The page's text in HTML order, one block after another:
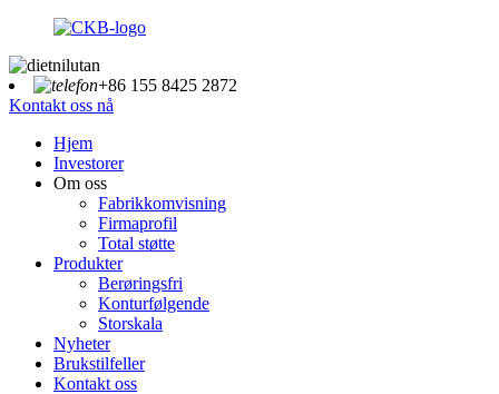
+86 155 8425 2872
Kontakt oss nå
Hjem
Investorer
Om oss
Fabrikkomvisning
Firmaprofil
Total støtte
Produkter
Berøringsfri
Konturfølgende
Storskala
Nyheter
Brukstilfeller
Kontakt oss